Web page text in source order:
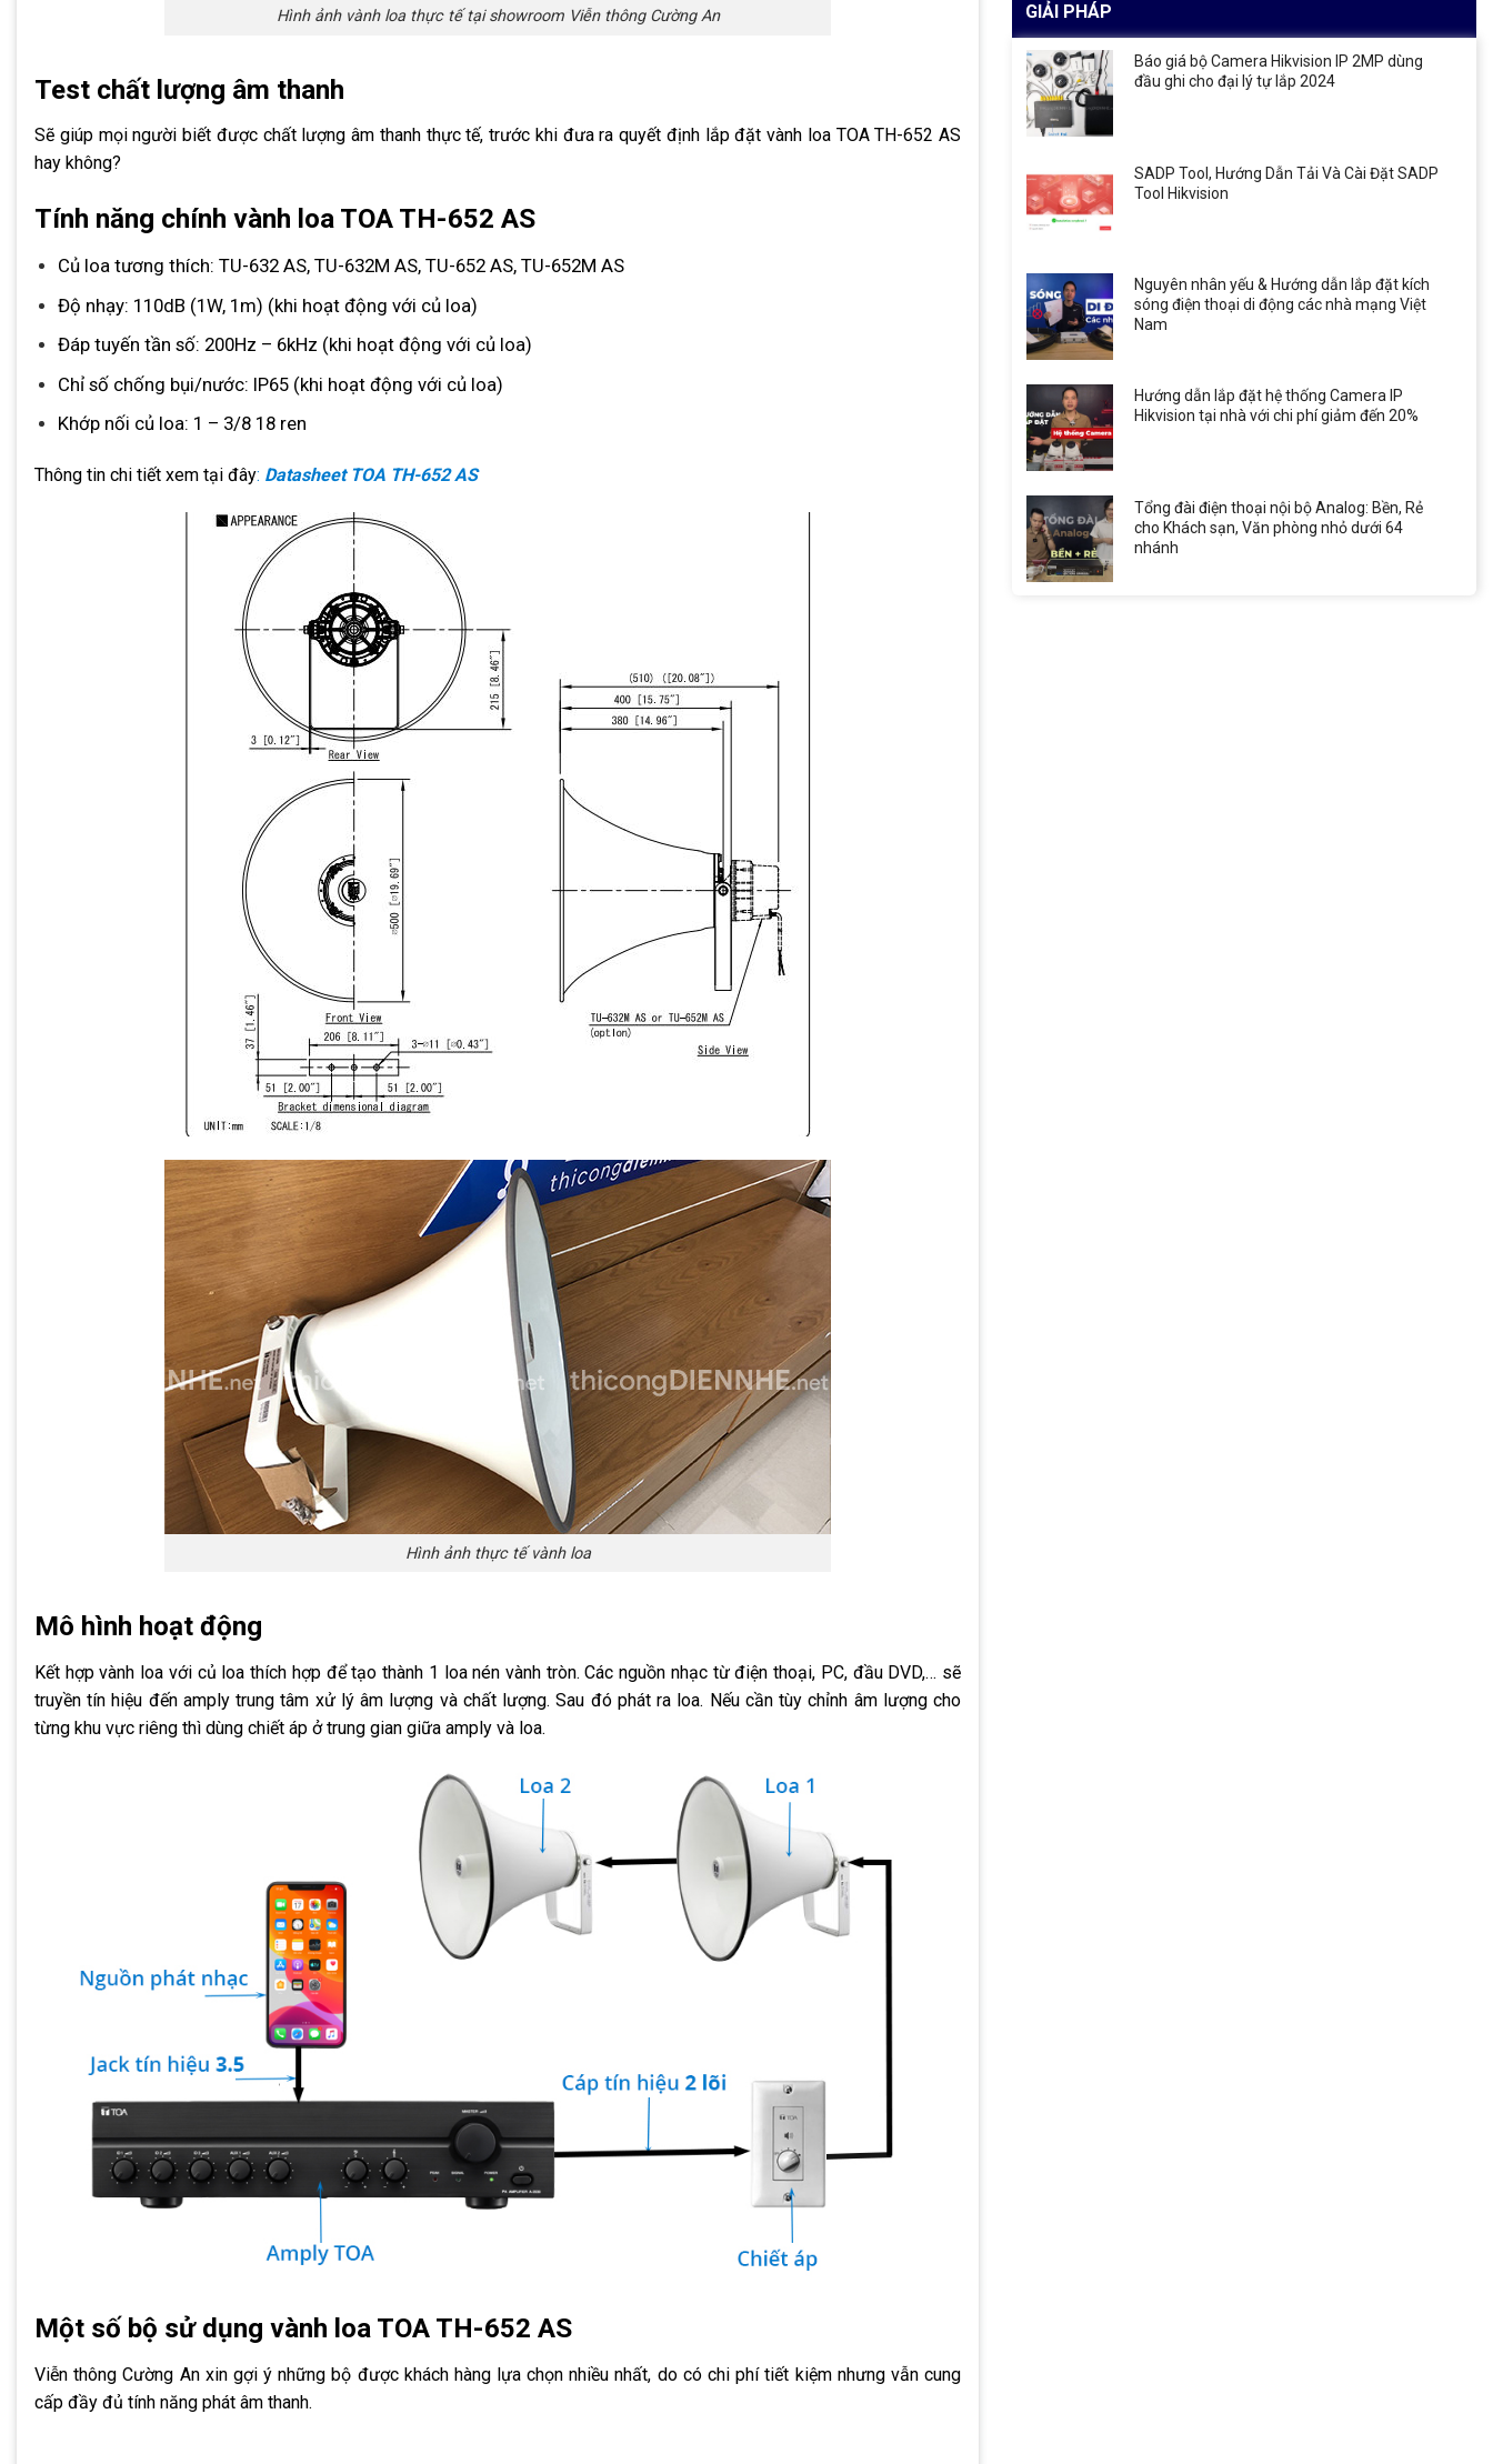
Hình ảnh vành loa thực tế tại showroom Viễn thông Cường An
Test chất lượng âm thanh
Sẽ giúp mọi người biết được chất lượng âm thanh thực tế, trước khi đưa ra quyết định lắp đặt vành loa TOA TH-652 AS
hay không?
Tính năng chính vành loa TOA TH-652 AS
Củ loa tương thích: TU-632 AS, TU-632M AS, TU-652 AS, TU-652M AS
Độ nhạy: 110dB (1W, 1m) (khi hoạt động với củ loa)
Đáp tuyến tần số: 200Hz – 6kHz (khi hoạt động với củ loa)
Chỉ số chống bụi/nước: IP65 (khi hoạt động với củ loa)
Khớp nối củ loa: 1 – 3/8 18 ren
Thông tin chi tiết xem tại đây: Datasheet TOA TH-652 AS
Hình ảnh thực tế vành loa
Mô hình hoạt động
Kết hợp vành loa với củ loa thích hợp để tạo thành 1 loa nén vành tròn. Các nguồn nhạc từ điện thoại, PC, đầu DVD,… sẽ
truyền tín hiệu đến amply trung tâm xử lý âm lượng và chất lượng. Sau đó phát ra loa. Nếu cần tùy chỉnh âm lượng cho
từng khu vực riêng thì dùng chiết áp ở trung gian giữa amply và loa.
Một số bộ sử dụng vành loa TOA TH-652 AS
Viễn thông Cường An xin gợi ý những bộ được khách hàng lựa chọn nhiều nhất, do có chi phí tiết kiệm nhưng vẫn cung
cấp đầy đủ tính năng phát âm thanh.
GIẢI PHÁP
Báo giá bộ Camera Hikvision IP 2MP dùng
đầu ghi cho đại lý tự lắp 2024
SADP Tool, Hướng Dẫn Tải Và Cài Đặt SADP
Tool Hikvision
Nguyên nhân yếu & Hướng dẫn lắp đặt kích
sóng điện thoại di động các nhà mạng Việt
Nam
Hướng dẫn lắp đặt hệ thống Camera IP
Hikvision tại nhà với chi phí giảm đến 20%
Tổng đài điện thoại nội bộ Analog: Bền, Rẻ
cho Khách sạn, Văn phòng nhỏ dưới 64
nhánh